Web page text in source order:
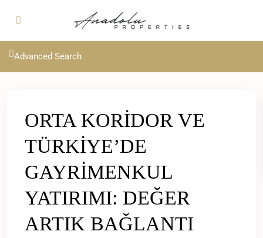
Advanced Search
ORTA KORİDOR VE
TÜRKİYE’DE
GAYRİMENKUL
YATIRIMI: DEĞER
ARTIK BAĞLANTI